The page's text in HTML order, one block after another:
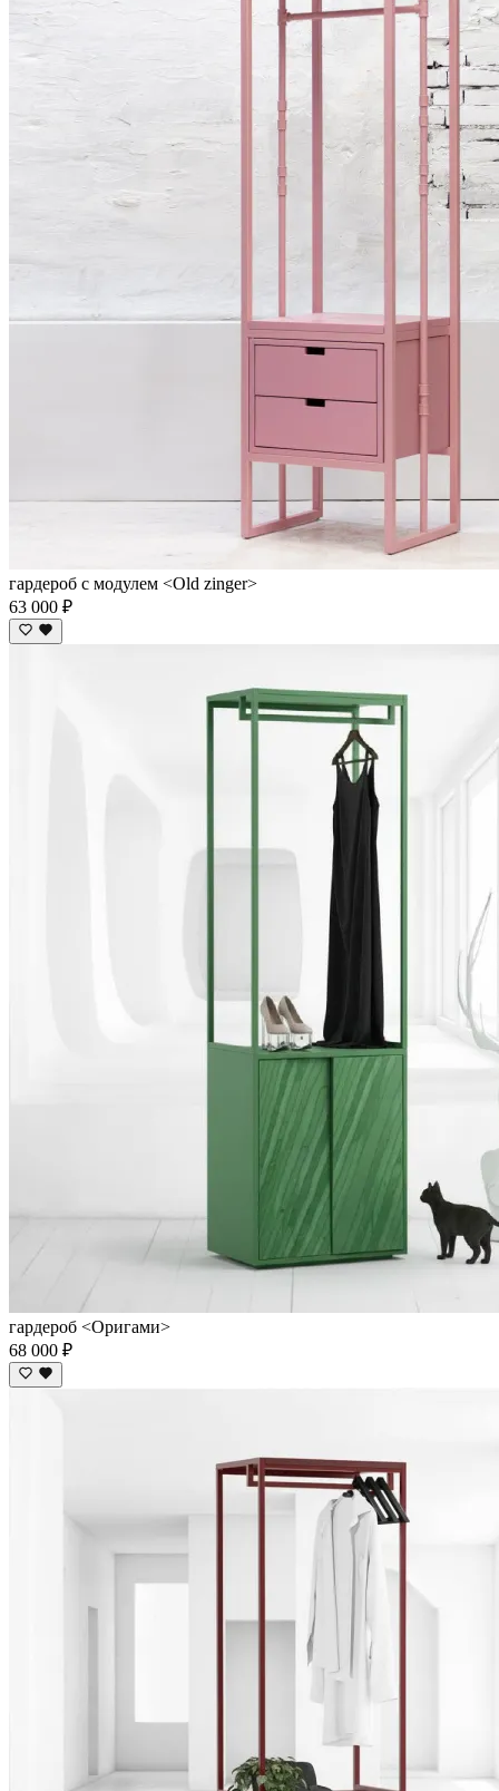
гардероб с модулем <Old zinger>
63 000 ₽
гардероб <Оригами>
68 000 ₽